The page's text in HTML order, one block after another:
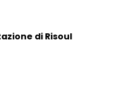
di Risoul